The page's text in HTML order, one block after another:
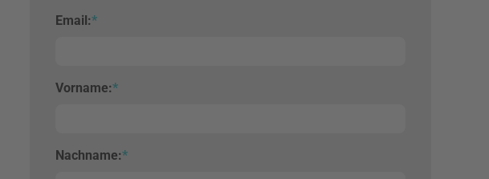
Email:*
Vorname:*
Nachname:*